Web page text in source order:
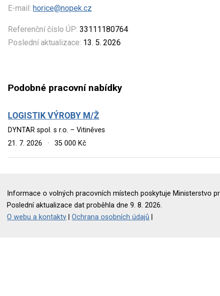
E-mail: horice@nopek.cz
Referenční číslo ÚP: 33111180764
Poslední aktualizace: 13. 5. 2026
Podobné pracovní nabídky
LOGISTIK VÝROBY M/Ž
DYNTAR spol. s r.o. – Vitiněves
21. 7. 2026
· 35 000 Kč
Informace o volných pracovních místech poskytuje Ministerstvo
Poslední aktualizace dat proběhla dne 9. 8. 2026.
O webu a kontakty |Ochrana osobních údajů